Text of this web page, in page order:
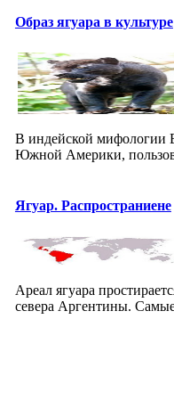
Образ ягуара в культуре
В индейской мифологии
Южной Америки,
Ягуар. Распространиене
Ареал ягуара
севера Аргентины.